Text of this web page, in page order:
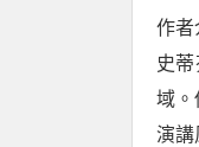
作者
史
域。
演講